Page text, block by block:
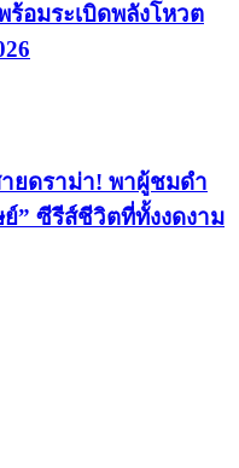
อมระเบิดพลังโหวต
ยดราม่า! พาผู้ชมดำ
” ซีรีส์ชีวิตที่ทั้งงดงาม